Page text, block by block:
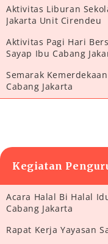
Aktivitas Liburan
Jakarta Unit Cirendeu
Aktivitas Pagi Hari
Sayap Ibu Cabang
Semarak
Cabang Jakarta
Kegiatan
Acara Halal Bi Halal
Cabang Jakarta
Rapat Kerja Yayasan